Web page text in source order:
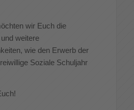
wir Euch die
weitere
wie den Erwerb der
Soziale Schuljahr